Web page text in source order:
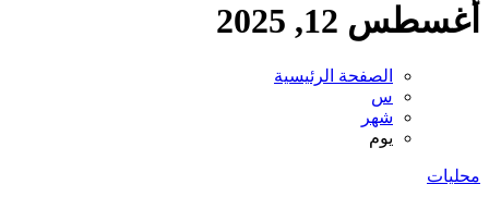
أغسطس 12, 2025
الصفحة الرئيسية
س
شهر
يوم
محليات